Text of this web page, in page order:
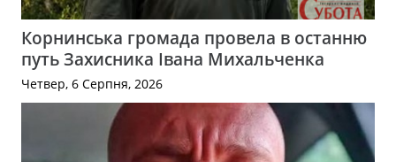
Корнинська громада провела в останню
путь Захисника Івана Михальченка
Четвер, 6 Серпня, 2026